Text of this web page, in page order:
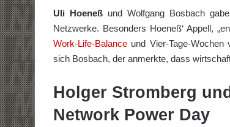
Uli Hoeneßund Wolfgang Bosbach
Netzwerke. Besonders Hoeneß‘ Appell,
Work-Life-Balance und Vier-Tage-
sich Bosbach, der anmerkte, dass
Holger Stromberg
Network Power Day